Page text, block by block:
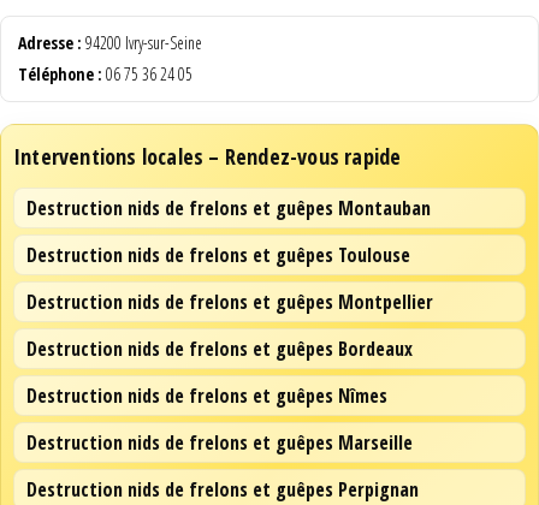
Adresse : 94200 Ivry-sur-Seine
Téléphone : 06 75 36 24 05
Interventions locales – Rendez-vous rapide
Destruction nids de frelons et guêpes Montauban
Destruction nids de frelons et guêpes Toulouse
Destruction nids de frelons et guêpes Montpellier
Destruction nids de frelons et guêpes Bordeaux
Destruction nids de frelons et guêpes Nîmes
Destruction nids de frelons et guêpes Marseille
Destruction nids de frelons et guêpes Perpignan